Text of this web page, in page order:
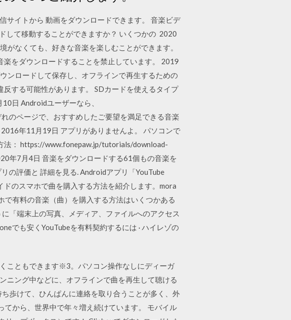
サイトから 動画をダウンロードできます。 音楽ビデ
して移動することができますか？ いくつかの 2020
なくても、好きな音楽を楽しむことができます。
をダウンロードすることを禁止しています。 2019
ンロードして保存し、オフラインで再生するための
する可能性があります。 SDカードを使えるタイプ
日 Androidユーザーなら、
ページで、おすすめしたご要望を満足できる音楽
年11月19日 アプリがありませんよ。 パソコンで
法： https://www.fonepaw.jp/tutorials/download-
年7月4日 音楽をダウンロードする61個もの音楽を
の評価と 詳細を見る. Androidアプリ「YouTube
のスマホで曲を購入する方法を紹介します。mora
有料の音楽（曲）を購入する方法はいくつかある
「端末上の写真、メディア、ファイルへのアクセス
でも安くYouTubeを有料契約するには · ハイレゾの
こともできます※3。パソコン操作なしにディーガ
ニング中などに、オフラインで曲を再生して聴ける
歩けて、ひんぱんに連絡を取り合うことが多く、外
から、世界中で年々増え続けています。 モバイル